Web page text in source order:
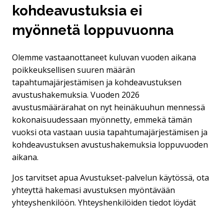
kohdeavustuksia ei
myönnetä loppuvuonna
Olemme vastaanottaneet kuluvan vuoden aikana
poikkeuksellisen suuren määrän
tapahtumajärjestämisen ja kohdeavustuksen
avustushakemuksia. Vuoden 2026
avustusmäärärahat on nyt heinäkuuhun mennessä
kokonaisuudessaan myönnetty, emmekä tämän
vuoksi ota vastaan uusia tapahtumajärjestämisen ja
kohdeavustuksen avustushakemuksia loppuvuoden
aikana.
Jos tarvitset apua Avustukset-palvelun käytössä, ota
yhteyttä hakemasi avustuksen myöntävään
yhteyshenkilöön. Yhteyshenkilöiden tiedot löydät